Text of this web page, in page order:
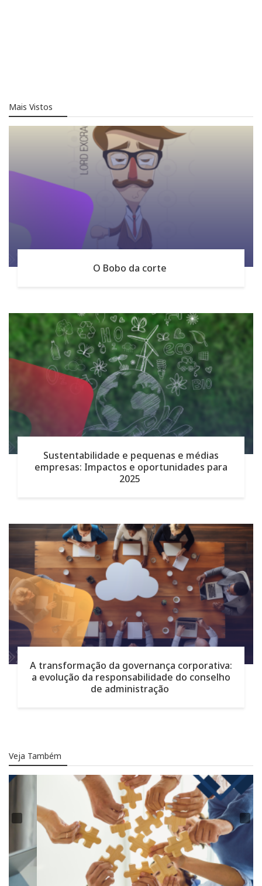
Mais Vistos
O Bobo da corte
Sustentabilidade e pequenas e médias
empresas: Impactos e oportunidades para
2025
A transformação da governança corporativa:
a evolução da responsabilidade do conselho
de administração
Veja Também